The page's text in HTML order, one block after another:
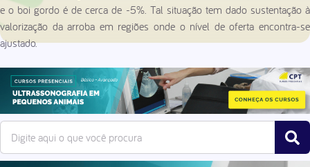
e o boi gordo é de cerca de -5%. Tal situação tem dado sustentação à
valorização da arroba em regiões onde o nível de oferta encontra-se
ajustado.